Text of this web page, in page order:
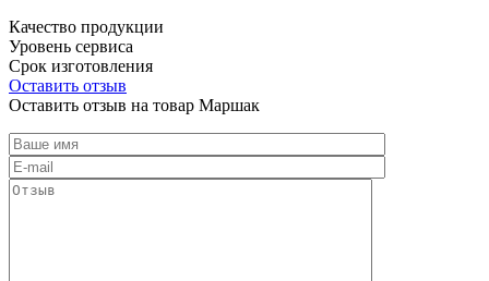
Качество продукции
Уровень сервиса
Срок изготовления
Оставить отзыв
Оставить отзыв на товар Маршак